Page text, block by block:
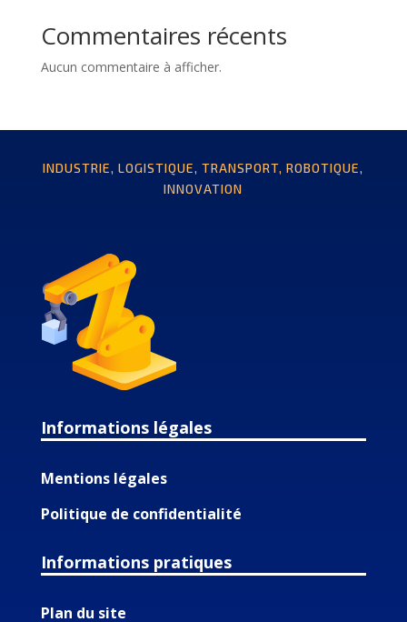
Commentaires récents
Aucun commentaire à afficher.
INDUSTRIE, LOGISTIQUE, TRANSPORT, ROBOTIQUE,
INNOVATION
Informations légales
Mentions légales
Politique de confidentialité
Informations pratiques
Plan du site